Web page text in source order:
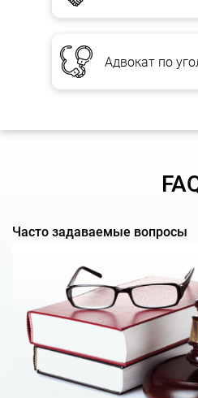
Такие действия могут в
возникнет, у таможенного
юриста будет заранее
наиболее эффективного решения
ПРИ ВОЗНИКНОВЕНИИ
либо обжаловать решение в
порядке.
Уверенность в своей правоте и
помощь помогают участникам
сложных и спорных ситуациях.
Чем рискует участник ВЭД,
Результатами могут быть:
Потеря денег, порча товара,
Неправомерное взыскание
Адвокат по
Часто задаваемые вопросы